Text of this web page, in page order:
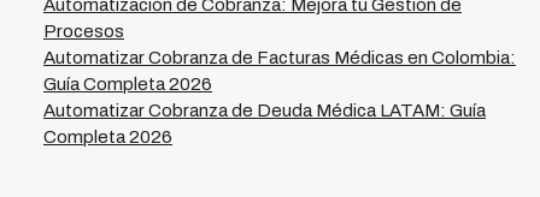
Automatización de Cobranza: Mejora tu Gestión de
Procesos
Automatizar Cobranza de Facturas Médicas en Colombia:
Guía Completa 2026
Automatizar Cobranza de Deuda Médica LATAM: Guía
Completa 2026